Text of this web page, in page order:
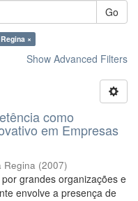
Go
×
Show Advanced Filters
como
em Empresas
Regina (2007)
grandes organizações e
envolve a presença de